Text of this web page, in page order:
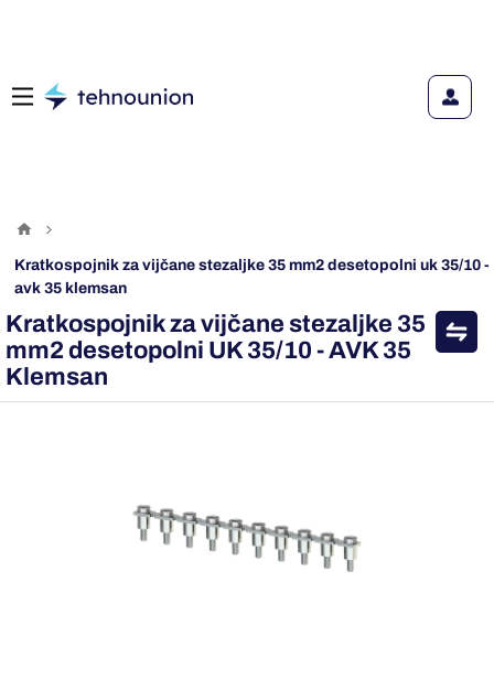
kratkospojnik za vijčane stezaljke 35 mm2 desetopolni uk 35/10 -
avk 35 klemsan
Kratkospojnik za vijčane stezaljke 35
mm2 desetopolni UK 35/10 - AVK 35
Klemsan